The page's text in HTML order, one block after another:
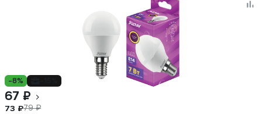
-8%
67 ₽
73 ₽79 ₽